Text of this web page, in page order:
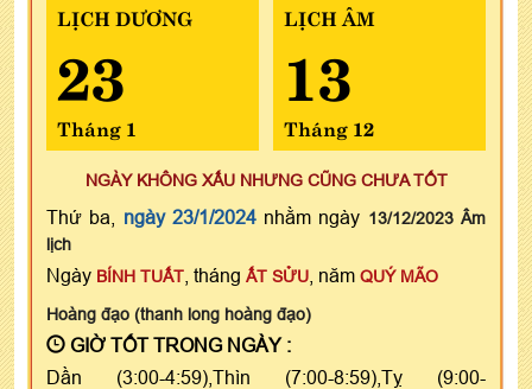
LỊCH DƯƠNG
23
Tháng 1
LỊCH ÂM
13
Tháng 12
NGÀY KHÔNG XẤU NHƯNG CŨNG CHƯA TỐT
Thứ ba, ngày 23/1/2024nhằm ngày 13/12/2023 Âm
lịch
Ngày BÍNH TUẤT , tháng ẤT SỬU , năm QUÝ MÃO
Hoàng đạo (thanh long hoàng đạo)
GIỜ TỐT TRONG NGÀY :
Dần (3:00-4:59),Thìn (7:00-8:59),Tỵ (9:00-